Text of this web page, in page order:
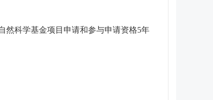
科学基金项目申请和参与申请资格5年